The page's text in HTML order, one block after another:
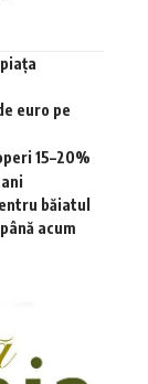
euro pe
15–20%
băiatul
acum